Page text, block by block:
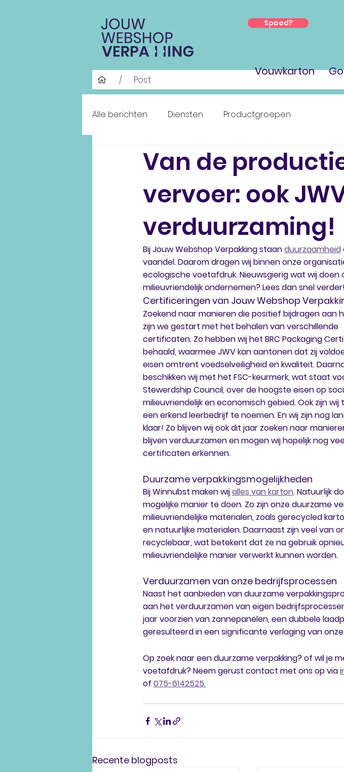
Spoed?
/ Post
Vouwkarton
Alle berichten Diensten Productgroepen
Van de
vervoer: ook
verduurzaming!
Bij Jouw Webshop Verpakking staan duurzaamheid
vaandel. Daarom dragen wij binnen onze
ecologische voetafdruk. Nieuwsgierig wat wij
milieuvriendelijk ondernemen? Lees dan snel verder!
Certificeringen van Jouw Webshop
Zoekend naar manieren die positief bijdragen aan
zijn we gestart met het behalen van verschillende
certificaten. Zo hebben wij het BRC Packaging
behaald, waarmee JWV kan aantonen dat zij
eisen omtrent voedselveiligheid en kwaliteit.
beschikken wij met het FSC-keurmerk, wat staat
Stewerdship Council, over de hoogste eisen op
milieuvriendelijk en economisch gebied. Ook zijn wij
een erkend leerbedrijf te noemen. En wij zijn nog
klaar! Zo blijven wij ook dit jaar zoeken naar
blijven verduurzamen en mogen wij hopelijk nog
certificaten erkennen.
Duurzame verpakkingsmogelijkheden
Bij Winnubst maken wij alles van karton. Natuurlijk
mogelijke manier te doen. Zo zijn onze duurzame
milieuvriendelijke materialen, zoals gerecycled
en natuurlijke materialen. Daarnaast zijn veel van
recyclebaar, wat betekent dat ze na gebruik
milieuvriendelijke manier verwerkt kunnen worden.
Verduurzamen van onze bedrijfsprocessen
Naast het aanbieden van duurzame
aan het verduurzamen van eigen
jaar voorzien van zonnepanelen, een dubbele
geresulteerd in een significante verlaging van
Op zoek naar een duurzame verpakking? of wil je
voetafdruk? Neem gerust contact met ons op via
of 075-6142525.
Recente blogposts